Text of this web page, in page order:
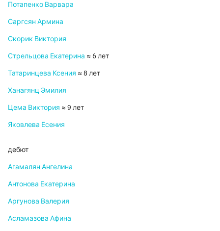
Потапенко Варвара
Саргсян Армина
Скорик Виктория
Стрельцова Екатерина ≈ 6 лет
Татаринцева Ксения ≈ 8 лет
Ханагянц Эмилия
Цема Виктория ≈ 9 лет
Яковлева Есения
дебют
Агамалян Ангелина
Антонова Екатерина
Аргунова Валерия
Асламазова Афина